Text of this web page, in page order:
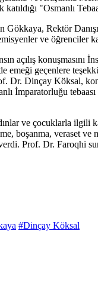
"Osmanlı
Gökkaya, Rektör
ve öğrenciler
açılış
geçenlere
Dr. Dinçay
İmparatorluğu
ve çocuklarla
boşanma, veraset ve
Prof. Dr. Faroqhi
#Dinçay Köksal